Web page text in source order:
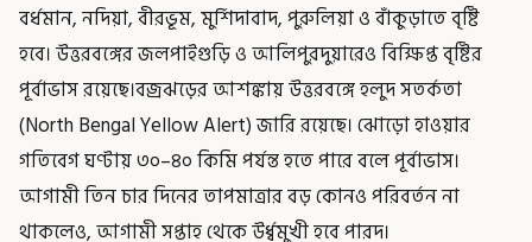
বর্ধমান, নদিয়া, বীরভূম, মুর্শিদাবাদ, পুরুলিয়া ও বাঁকুড়াতে বৃষ্টি
হবে। উত্তরবঙ্গের জলপাইগুড়ি ও আলিপুরদুয়ারেও বিক্ষিপ্ত বৃষ্টির
পূর্বাভাস রয়েছে।বজ্রঝড়ের আশঙ্কায় উত্তরবঙ্গে হলুদ সতর্কতা
(North Bengal Yellow Alert) জারি রয়েছে। ঝোড়ো হাওয়ার
গতিবেগ ঘণ্টায় ৩০–৪০ কিমি পর্যন্ত হতে পারে বলে পূর্বাভাস।
আগামী তিন চার দিনের তাপমাত্রার বড় কোনও পরিবর্তন না
থাকলেও, আগামী সপ্তাহ থেকে উর্ধ্বমুখী হবে পারদ।